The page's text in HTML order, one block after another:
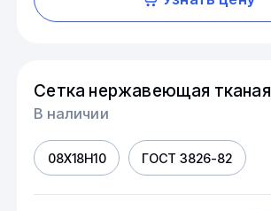
Сетка нержавеющая тканая
В наличии
08Х18Н10 ГОСТ 3826-82